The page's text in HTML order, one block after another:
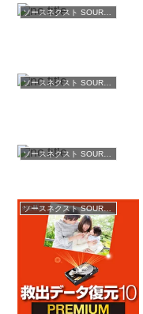
ソースネクスト SOURCENEXTの通販
ソースネクスト SOURCENEXTの通販